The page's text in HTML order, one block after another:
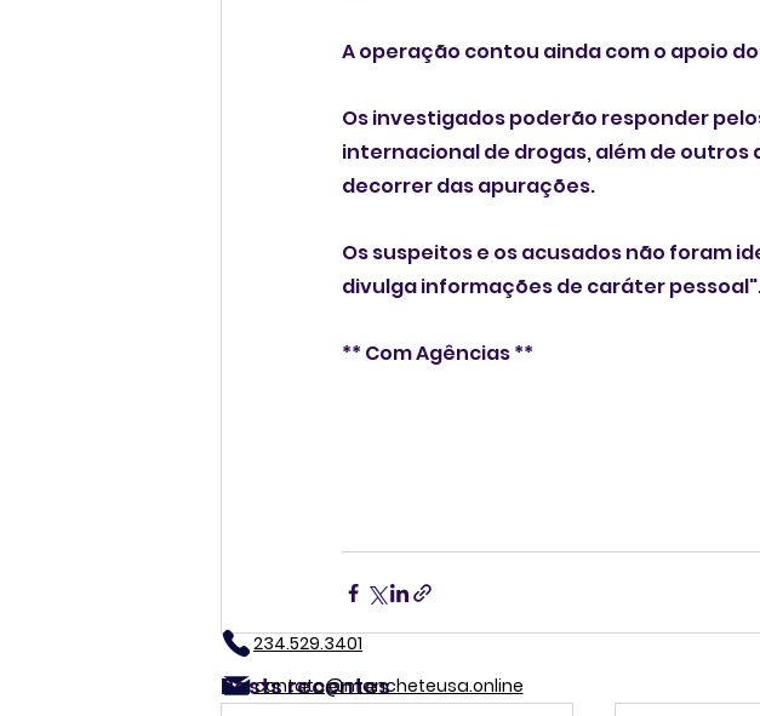
A operação contou ainda com o apoio
Os investigados poderão responder
internacional de drogas, além de
decorrer das apurações.
Os suspeitos e os acusados não foram
divulga informações de caráter
** Com Agências **
Posts recentes
234.529.3401
contato@mancheteusa.online